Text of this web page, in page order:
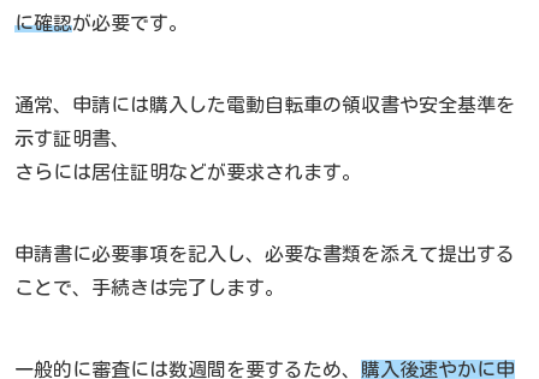
に確認が必要です。
通常、申請には購入した電動自転車の領収書や安全基準を
示す証明書、
さらには居住証明などが要求されます。
申請書に必要事項を記入し、必要な書類を添えて提出する
ことで、手続きは完了します。
一般的に審査には数週間を要するため、 購入後速やかに申